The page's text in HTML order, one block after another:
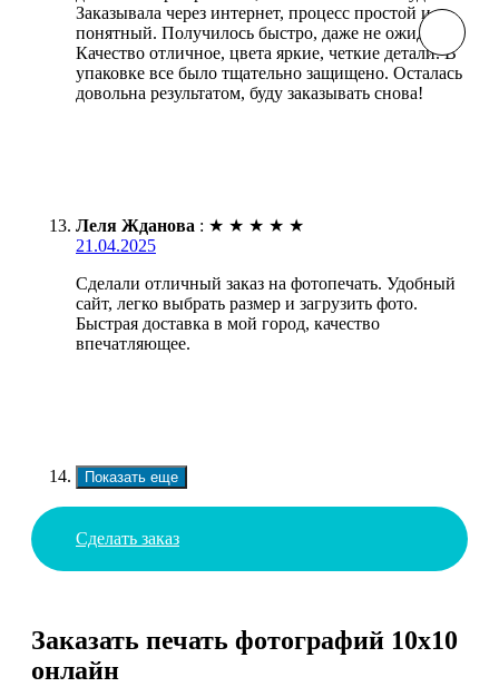
Заказывала через интернет, процесс простой и
понятный. Получилось быстро, даже не ожидала.
Качество отличное, цвета яркие, четкие детали. В
упаковке все было тщательно защищено. Осталась
довольна результатом, буду заказывать снова!
Леля Жданова : ★ ★ ★ ★ ★
21.04.2025
Сделали отличный заказ на фотопечать. Удобный
сайт, легко выбрать размер и загрузить фото.
Быстрая доставка в мой город, качество
впечатляющее.
Показать еще
Сделать заказ
Заказать печать фотографий 10х10
онлайн